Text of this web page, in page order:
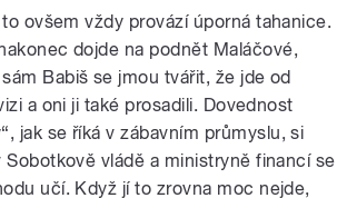
ovšem vždy provází úporná tahanice.
dojde na podnět Maláčové,
Babiš se jmou tvářit, že jde od
a oni ji také prosadili. Dovednost
jak se říká v zábavním průmyslu, si
Sobotkově vládě a ministryně financí se
učí. Když jí to zrovna moc nejde,